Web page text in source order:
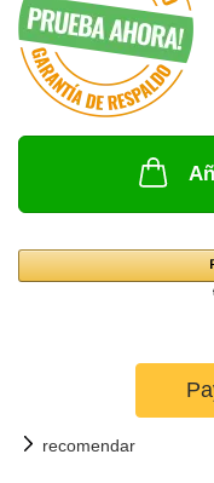
recomendar